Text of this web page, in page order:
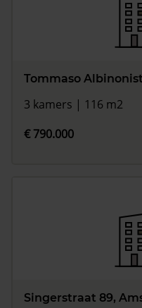
Tommaso
3 kamers | 116 m2
€ 790.000
Singerstraat 89,